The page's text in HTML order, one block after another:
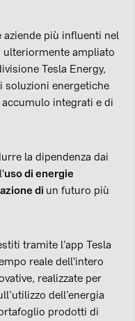
aziende più influenti nel
ampliato
Tesla Energy,
soluzioni energetiche
integrati e di
la dipendenza dai
uso di energie
di un futuro più
tramite l’app Tesla
reale dell'intero
realizzate per
dell’energia
prodotti di